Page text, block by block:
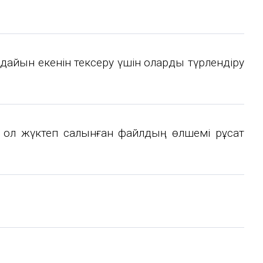
екенін тексеру үшін оларды түрлендіру
ол жүктеп салынған файлдың өлшемі рұқсат